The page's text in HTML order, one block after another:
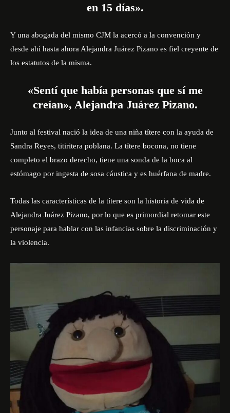
en 15 días».
Y una abogada del mismo CJM la acercó a la convención y
desde ahí hasta ahora Alejandra Juárez Pizano es fiel creyente de
los estatutos de la misma.
«Sentí que había personas que sí me
creían», Alejandra Juárez Pizano.
Junto al festival nació la idea de una niña títere con la ayuda de
Sandra Reyes, titiritera poblana. La títere bocona, no tiene
completo el brazo derecho, tiene una sonda de la boca al
estómago por ingesta de sosa cáustica y es huérfana de madre.
Todas las características de la títere son la historia de vida de
Alejandra Juárez Pizano, por lo que es primordial retomar este
personaje para hablar con las infancias sobre la discriminación y
la violencia.